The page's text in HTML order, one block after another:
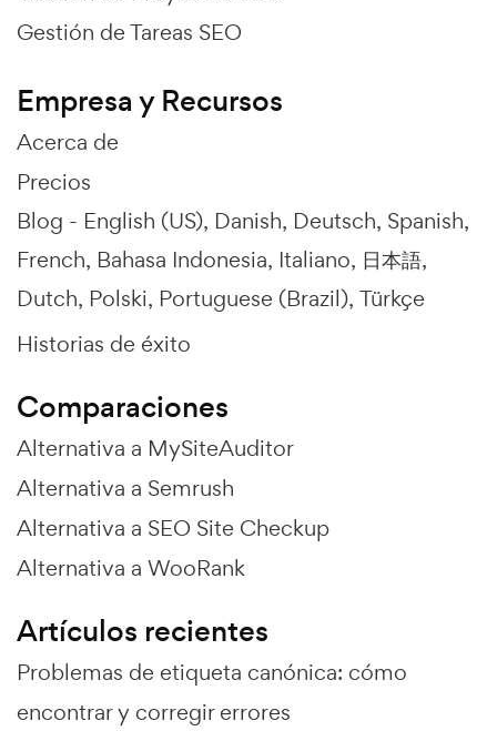
Gestión de Tareas SEO
Empresa y Recursos
Acerca de
Precios
Blog - English (US) Danish Deutsch Spanish
French Bahasa Indonesia Italiano 日本語
Dutch Polski Portuguese (Brazil) Türkçe
Historias de éxito
Comparaciones
Alternativa a MySiteAuditor
Alternativa a Semrush
Alternativa a SEO Site Checkup
Alternativa a WooRank
Artículos recientes
Problemas de etiqueta canónica: cómo
encontrar y corregir errores